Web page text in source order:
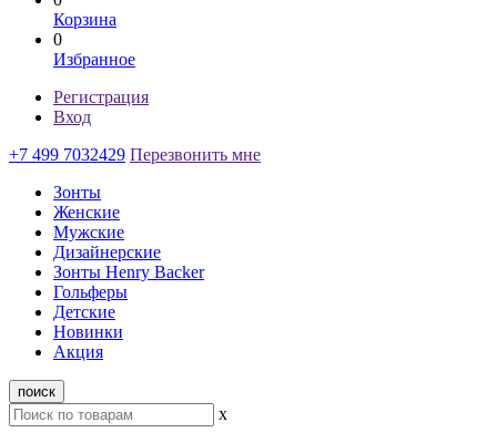
Корзина
0
Избранное
Регистрация
Вход
+7 499 7032429 Перезвонить мне
Зонты
Женские
Мужские
Дизайнерские
Зонты Henry Backer
Гольферы
Детские
Новинки
Акция
поиск
x